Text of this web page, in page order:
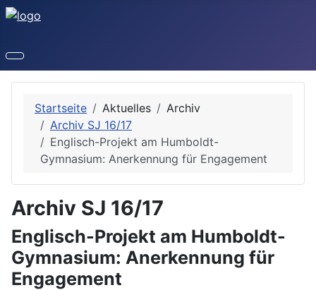
Startseite Aktuelles
Archiv
Archiv SJ 16/17
Englisch-Projekt am Humboldt-
Gymnasium: Anerkennung für Engagement
Archiv SJ 16/17
Englisch-Projekt am Humboldt-
Gymnasium: Anerkennung für
Engagement